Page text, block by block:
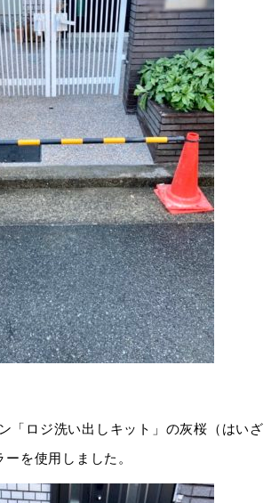
「ロジ洗い出しキット」の灰桜（はいざ
を使用しました。